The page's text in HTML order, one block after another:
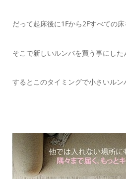
だって起床後に1Fから2Fすべての
そこで新しいルンバを買う事にした
するとこのタイミングで小さいルン